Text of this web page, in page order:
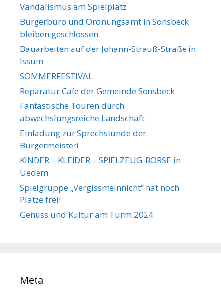
Vandalismus am Spielplatz
Bürgerbüro und Ordnungsamt in Sonsbeck
bleiben geschlossen
Bauarbeiten auf der Johann-Strauß-Straße in
Issum
SOMMERFESTIVAL
Reparatur Cafe der Gemeinde Sonsbeck
Fantastische Touren durch
abwechslungsreiche Landschaft
Einladung zur Sprechstunde der
Bürgermeisteri
KINDER – KLEIDER – SPIELZEUG-BÖRSE in
Uedem
Spielgruppe „Vergissmeinnicht“ hat noch
Plätze frei!
Genuss und Kultur am Turm 2024
Meta